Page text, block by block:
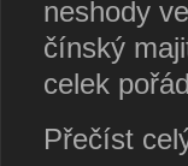
neshody
čínský
celek
Přečíst